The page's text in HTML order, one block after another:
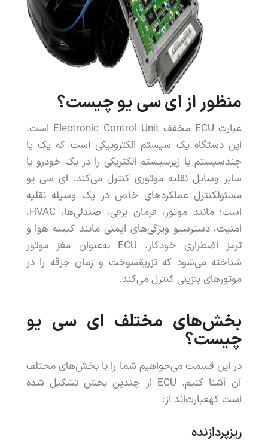
منظورازایسییوچیست؟
عبارت ECU مخفف Electronic Control Unit است.
این دستگاه یک سیستم الکترونیکی است که یک یا
چندسیستم یا زیرسیستم الکتریکی را در یک خودرو یا
سایر وسایل نقلیه موتوری کنترل میکند. ای سی یو
مسئولکنترل عملکردهای خاص در یک وسیله نقلیه
است؛مانند موتور، فرمان برقی، صندلیها، HVAC،
امنیت،دسترسیو ویژگیهای ایمنی مانند کیسه هوا و
ترمز اضطراری خودکار.
ECU بهعنوان مغز موتور
شناخته میشود که تزریقسوخت و زمان جرقه را در
موتورهای بنزینی کنترل میکند.
بخشهای مختلف ای سی یو
چیست؟
در این قسمت میخواهیم شما را با بخشهای مختلف
آن آشنا کنیم.
ECU از چندین بخش تشکیل شده
است کهعبارتاند از:
ریزپردازنده